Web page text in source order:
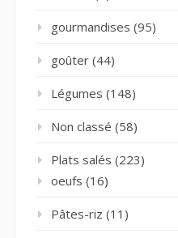
gourmandises (95)
goûter (44)
Légumes (148)
Non classé (58)
Plats salés (223)
oeufs (16)
Pâtes-riz (11)